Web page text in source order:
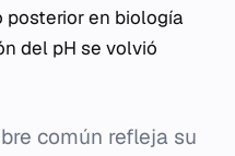
posterior en biología
del pH se volvió
común refleja su